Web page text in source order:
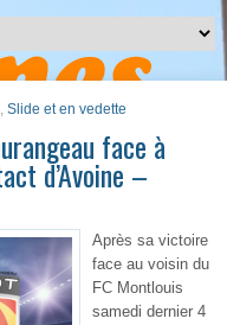
, Slide et en vedette
face à
d’Avoine –
Après sa victoire
face au voisin du
FC Montlouis
samedi dernier 4